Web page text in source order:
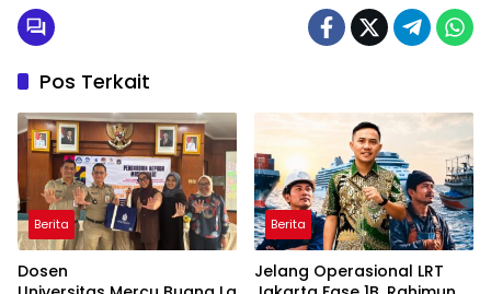
Pos Terkait
Berita
Dosen
Berita
Jelang Operasional LRT